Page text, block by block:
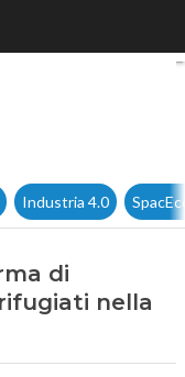
alla piattaforma
Industria 4.0
di
nella